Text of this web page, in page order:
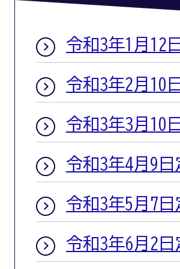
令和3年1月12
令和3年2月10
令和3年3月10
令和3年4月9
令和3年5月7
令和3年6月2